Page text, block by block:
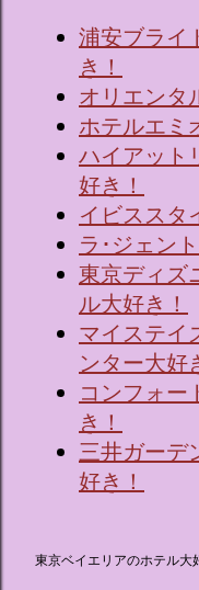
浦安ブライ
き！
オリエンタ
ホテルエミ
ハイアット
好き！
イビススタ
ラ･ジェン
東京ディズ
ル大好き！
マイステイ
ンター大好
コンフォー
き！
三井ガーデ
好き！
東京ベイエリアのホテル大